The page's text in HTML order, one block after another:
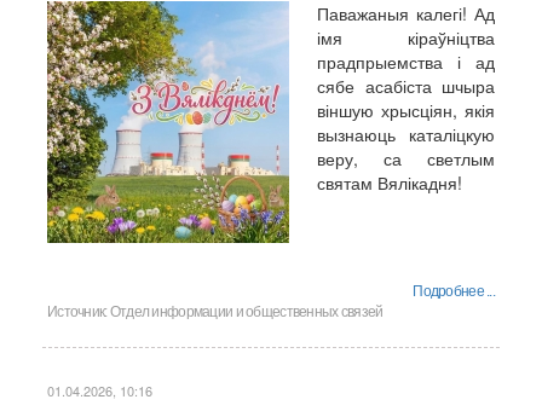
Паважаныя калегі! Ад
імя кіраўніцтва
прадпрыемства і ад
сябе асабіста шчыра
віншую хрысціян, якія
вызнаюць каталіцкую
веру, са светлым
святам Вялікадня!
Подробнее ...
Источник:Отдел информации и общественных связей
01.04.2026, 10:16